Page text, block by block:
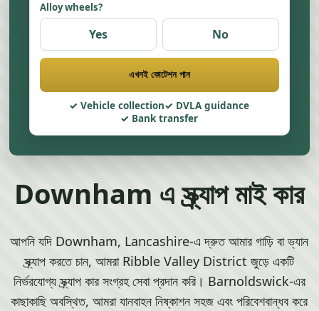
Alloy wheels?
Yes No
এখনই কোটেশন পান
Vehicle collection
DVLA guidance
Bank transfer
Downham এ স্ক্র্যাপ মাই কার
আপনি যদি Downham, Lancashire-এ দ্রুত আমার গাড়ি বা ভ্যান
স্ক্র্যাপ করতে চান, আমরা Ribble Valley District জুড়ে একটি
নির্ভরযোগ্য স্ক্র্যাপ কার সংগ্রহ সেবা প্রদান করি। Barnoldswick-এর
কাছাকাছি অবস্থিত, আমরা যানবাহন নিষ্কাশন সহজ এবং পরিবেশবান্ধব করে